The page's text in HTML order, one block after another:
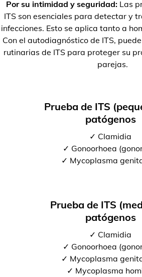
Por su intimidad y seguridad: Las
ITS son esenciales para detectar y
infecciones. Esto se aplica tanto a
Con el autodiagnóstico de ITS,
rutinarias de ITS para proteger su
parejas.
Prueba de ITS
patógenos
✓ Clamidia
✓ Gonoorhoea
✓ Mycoplasma
Prueba de ITS
patógenos
✓ Clamidia
✓ Gonoorhoea
✓ Mycoplasma
✓ Mycoplasma